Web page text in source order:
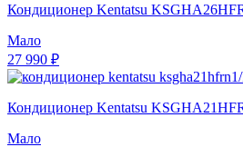
Кондиционер Kentatsu
Мало
27 990 ₽
Кондиционер Kentatsu
Мало